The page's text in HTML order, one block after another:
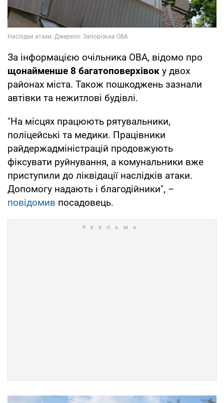
За інформацією очільника ОВА, відомо про
щонайменше 8 багатоповерхівок у двох
районах міста. Також пошкоджень зазнали
автівки та нежитлові будівлі.
"На місцях працюють рятувальники,
поліцейські та медики. Працівники
райдержадміністрацій продовжують
фіксувати руйнування, а комунальники вже
приступили до ліквідації наслідків атаки.
Допомогу надають і благодійники", –
повідомив посадовець.